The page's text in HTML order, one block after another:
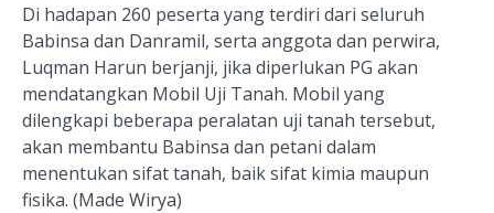
Di hadapan 260 peserta yang terdiri dari seluruh
Babinsa dan Danramil, serta anggota dan perwira,
Luqman Harun berjanji, jika diperlukan PG akan
mendatangkan Mobil Uji Tanah. Mobil yang
dilengkapi beberapa peralatan uji tanah tersebut,
akan membantu Babinsa dan petani dalam
menentukan sifat tanah, baik sifat kimia maupun
fisika. (Made Wirya)